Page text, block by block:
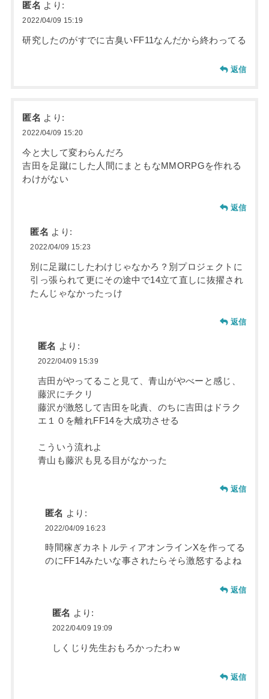
匿名 より:
2022/04/09 15:19
研究したのがすでに古臭いFF11なんだから終わってる
返信
匿名 より:
2022/04/09 15:20
今と大して変わらんだろ
吉田を足蹴にした人間にまともなMMORPGを作れる
わけがない
返信
匿名 より:
2022/04/09 15:23
別に足蹴にしたわけじゃなかろ？別プロジェクトに
引っ張られて更にその途中で14立て直しに抜擢され
たんじゃなかったっけ
返信
匿名 より:
2022/04/09 15:39
吉田がやってること見て、青山がやべーと感じ、
藤沢にチクリ
藤沢が激怒して吉田を叱責、のちに吉田はドラク
エ１０を離れFF14を大成功させる
こういう流れよ
青山も藤沢も見る目がなかった
返信
匿名 より:
2022/04/09 16:23
時間稼ぎカネトルティアオンラインXを作ってる
のにFF14みたいな事されたらそら激怒するよね
返信
匿名 より:
2022/04/09 19:09
しくじり先生おもろかったわｗ
返信